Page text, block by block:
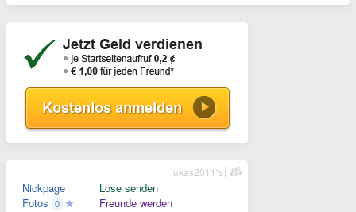
Nickpage
Fotos 0
Lose senden
Freunde werden
lukas2011's